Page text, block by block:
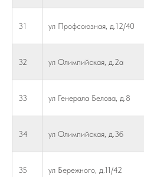
31 ул Профсоюзная, д.12/40
32 ул Олимпийская, д.2а
33 ул Генерала Белова, д.8
34 ул Олимпийская, д.3б
35 ул Бережного, д.11/42